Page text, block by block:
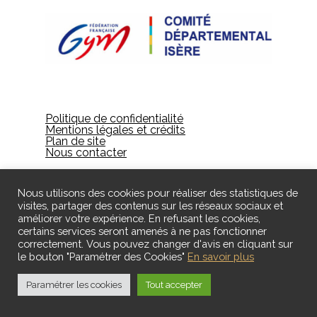
Politique de confidentialité
Mentions légales et crédits
Plan de site
Nous contacter
© 2024 Gières Gymnastique - Designed by ID
Création
Nous utilisons des cookies pour réaliser des statistiques de
visites, partager des contenus sur les réseaux sociaux et
améliorer votre expérience. En refusant les cookies,
certains services seront amenés à ne pas fonctionner
correctement. Vous pouvez changer d'avis en cliquant sur
le bouton "Paramétrer des Cookies" En savoir plus
Paramétrer les cookies Tout accepter